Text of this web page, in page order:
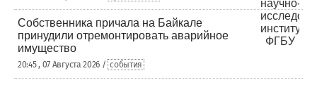
Собственника причала на Байкале
принудили отремонтировать аварийное
имущество
20:45 , 07 Августа 2026 / события